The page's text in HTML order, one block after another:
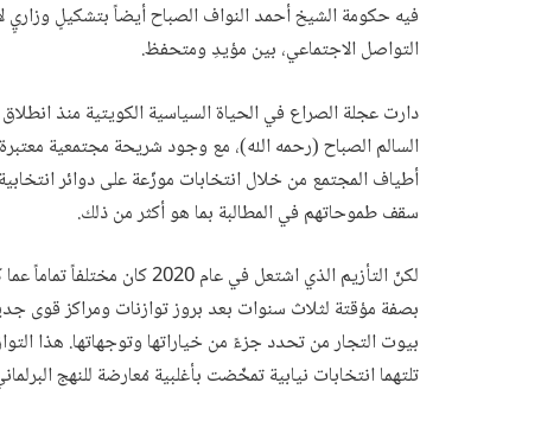
فيه حكومة الشيخ أحمد النواف الصباح أيضاً بتشكيلٍ
التواصل الاجتماعي، بين مؤيدِ ومتحفظ.
دارت عجلة الصراع في الحياة السياسية الكويتية منذ
السالم الصباح (رحمه الله)، مع وجود شريحة مجتمعية
أطياف المجتمع من خلال انتخابات موزّعة على دوائر
سقف طموحاتهم في المطالبة بما هو أكثر من ذلك.
لكنّ التأزيم الذي اشتعل في
بصفة مؤقتة لثلاث سنوات بعد بروز توازنات ومراكز قوى
بيوت التجار من تحدد جزءً من خياراتها وتوجهاتها. هذا
تلتهما انتخابات نيابية تمخّضت بأغلبية مُعارضة للنهج